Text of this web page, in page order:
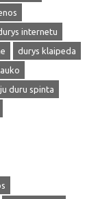
internetu
durys klaipeda
duru spinta